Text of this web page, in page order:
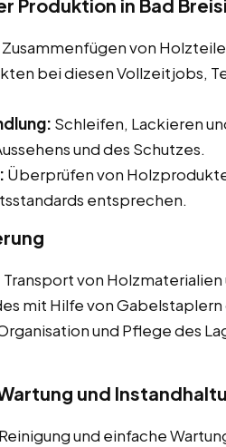
Produktion in Bad
Zusammenfügen von
bei diesen Vollzeitjobs,
Schleifen, Lackieren
und des Schutzes.
Überprüfen von
entsprechen.
Transport von
mit Hilfe von
und Pflege des
und
Reinigung und einfache